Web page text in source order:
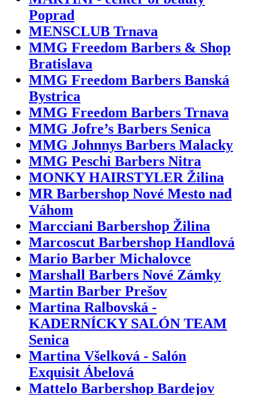
Poprad
MENSCLUB Trnava
MMG Freedom Barbers & Shop
Bratislava
MMG Freedom Barbers Banská
Bystrica
MMG Freedom Barbers Trnava
MMG Jofre’s Barbers Senica
MMG Johnnys Barbers Malacky
MMG Peschi Barbers Nitra
MONKY HAIRSTYLER Žilina
MR Barbershop Nové Mesto nad
Váhom
Marcciani Barbershop Žilina
Marcoscut Barbershop Handlová
Mario Barber Michalovce
Marshall Barbers Nové Zámky
Martin Barber Prešov
Martina Ralbovská -
KADERNÍCKY SALÓN TEAM
Senica
Martina Všelková - Salón
Exquisit Ábelová
Mattelo Barbershop Bardejov